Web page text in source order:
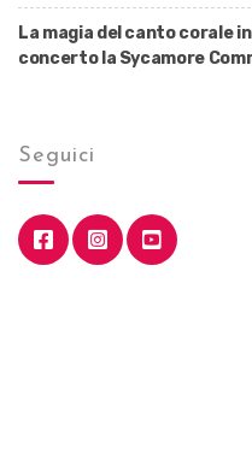
La magia del canto corale
concerto la Sycamore
Seguici